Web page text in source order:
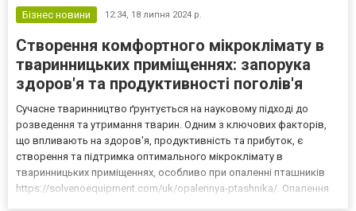
Бізнес новини 12:34, 18 липня 2024 р.
Створення комфортного мікроклімату в
тваринницьких приміщеннях: запорука
здоров'я та продуктивності поголів'я
Сучасне тваринництво ґрунтується на науковому підході до
розведення та утримання тварин. Одним з ключових факторів,
що впливають на здоров'я, продуктивність та прибуток, є
створення та підтримка оптимального мікроклімату в
тваринницьких приміщеннях, особливо при опаленні пташників
https://solvenoequipment.com/uk/opalennya-ptashnika/. Опалення